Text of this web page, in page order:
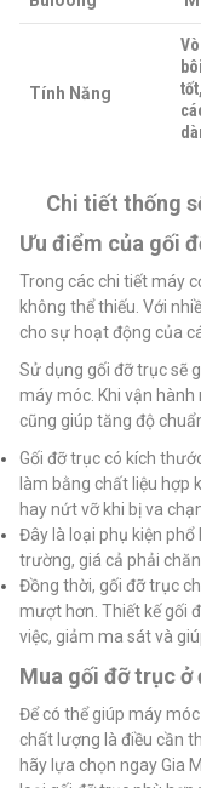
Tính Năng
Chi tiết thống
Ưu điểm của gối
Trong các chi tiết máy
không thể thiếu. Với
cho sự hoạt động của
Sử dụng gối đỡ trục sẽ
máy móc. Khi vận
cũng giúp tăng độ
Gối đỡ trục có kích
làm bằng chất liệu hợp
hay nứt vỡ khi bị va
Đây là loại phụ kiện
trường, giá cả phải
Đồng thời, gối đỡ trục
mượt hơn. Thiết kế gối
việc, giảm ma sát và
Mua gối đỡ trục ở
Để có thể giúp máy
chất lượng là điều cần
hãy lựa chọn ngay Gia